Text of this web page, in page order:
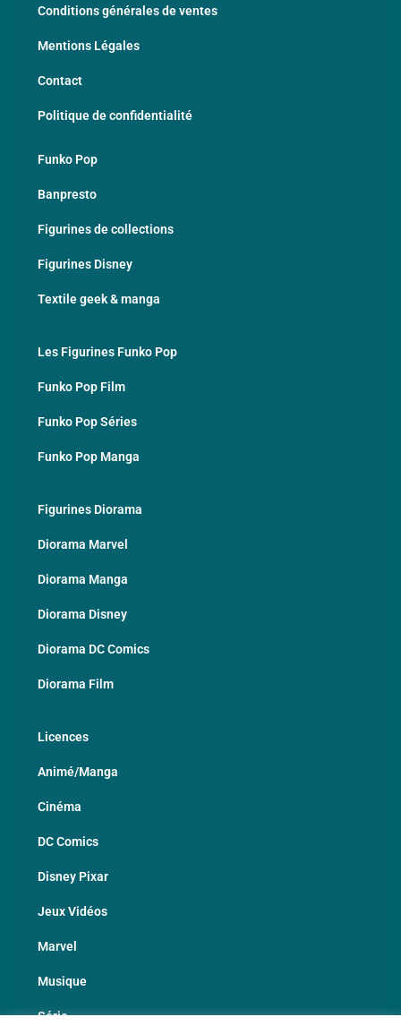
Conditions générales de ventes
Mentions Légales
Contact
Politique de confidentialité
Funko Pop
Banpresto
Figurines de collections
Figurines Disney
Textile geek & manga
Les Figurines Funko Pop
Funko Pop Film
Funko Pop Séries
Funko Pop Manga
Figurines Diorama
Diorama Marvel
Diorama Manga
Diorama Disney
Diorama DC Comics
Diorama Film
Licences
Animé/Manga
Cinéma
DC Comics
Disney Pixar
Jeux Vidéos
Marvel
Musique
Série